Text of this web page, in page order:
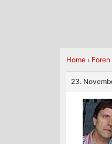
Home › Foren
23.